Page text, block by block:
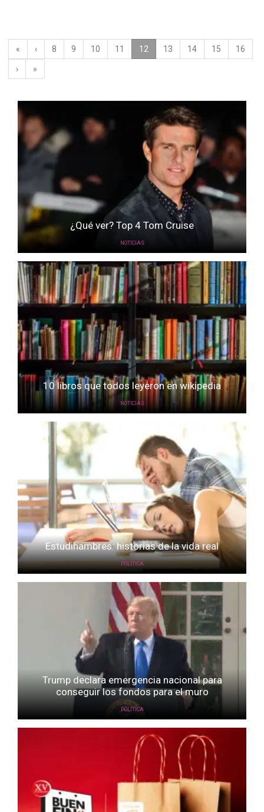
« ‹ 8 9 10 11 12 (current)
13 14 15 16
› »
¿Qué ver? Top 4 Tom Cruise
NOTICIAS
10 libros que todos leyeron en wikipedia
NOTICIAS
Estudihambres: historias de la vida real
POLÍTICA
Trump declara emergencia nacional para
conseguir los fondos para el muro
POLÍTICA